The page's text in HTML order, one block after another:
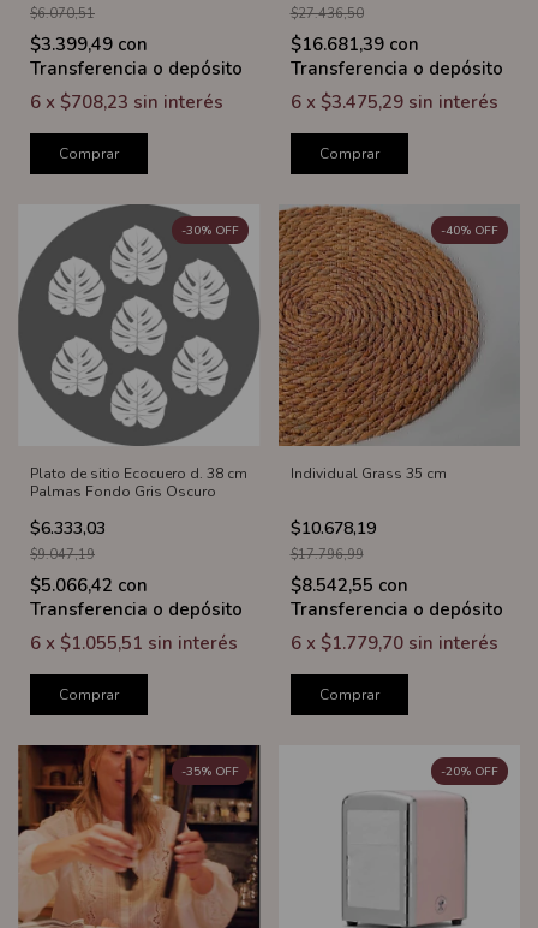
$6.070,51
$3.399,49 con
Transferencia o depósito
6 x $708,23 sin interés
Comprar
$27.436,50
$16.681,39 con
Transferencia o depósito
6 x $3.475,29 sin interés
Comprar
Plato de sitio Ecocuero d. 38 cm
Palmas Fondo Gris Oscuro
$6.333,03
-30% OFF
$9.047,19
$5.066,42 con
Transferencia o depósito
6 x $1.055,51 sin interés
Comprar
Individual Grass 35 cm
$10.678,19
-40% OFF
$17.796,99
$8.542,55 con
Transferencia o depósito
6 x $1.779,70 sin interés
Comprar
-35% OFF -20% OFF